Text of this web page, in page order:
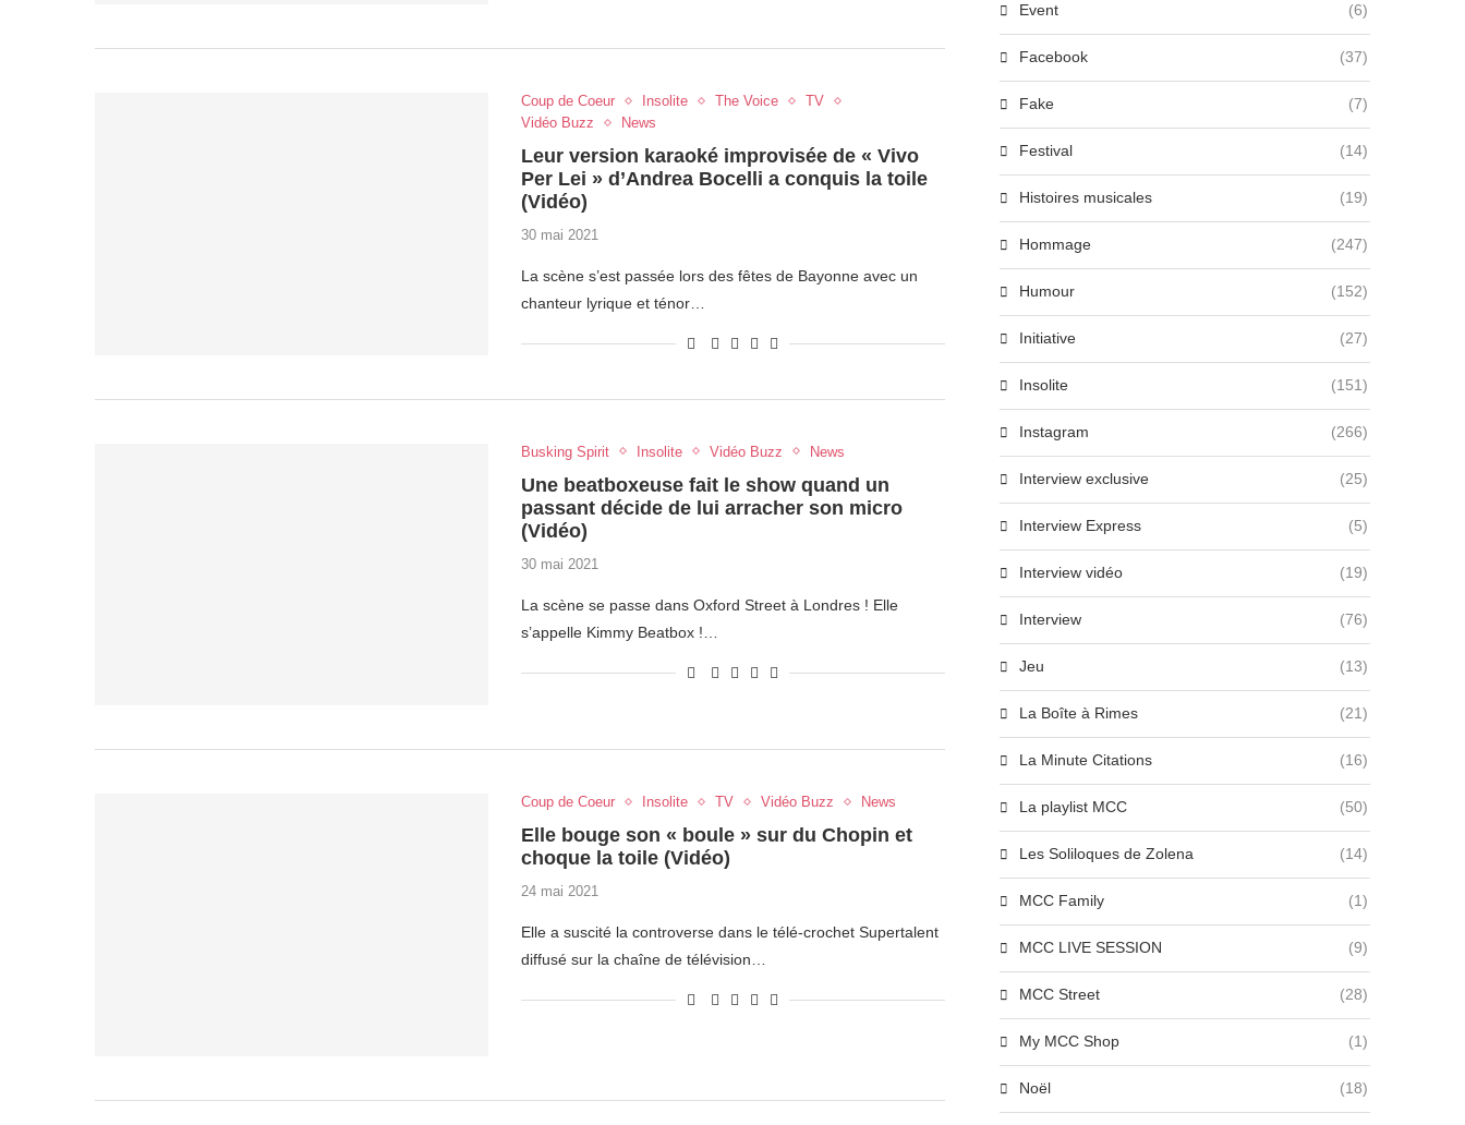
Coup de Coeur Insolite The Voice
TV
Vidéo Buzz
News
Leur version karaoké improvisée de « Vivo
Per Lei » d’Andrea Bocelli a conquis la toile
(Vidéo)
30 mai 2021
La scène s’est passée lors des fêtes de Bayonne avec un
chanteur lyrique et ténor…
Busking Spirit Insolite Vidéo Buzz News
Une beatboxeuse fait le show quand un
passant décide de lui arracher son micro
(Vidéo)
30 mai 2021
La scène se passe dans Oxford Street à Londres ! Elle
s’appelle Kimmy Beatbox !…
Coup de Coeur Insolite TV Vidéo Buzz News
Elle bouge son « boule » sur du Chopin et
choque la toile (Vidéo)
24 mai 2021
Elle a suscité la controverse dans le télé-crochet Supertalent
diffusé sur la chaîne de télévision…
Event (6)
Facebook (37)
Fake (7)
Festival (14)
Histoires musicales (19)
Hommage (247)
Humour (152)
Initiative (27)
Insolite (151)
Instagram (266)
Interview exclusive (25)
Interview Express (5)
Interview vidéo (19)
Interview (76)
Jeu (13)
La Boîte à Rimes (21)
La Minute Citations (16)
La playlist MCC (50)
Les Soliloques de Zolena (14)
MCC Family (1)
MCC LIVE SESSION (9)
MCC Street (28)
My MCC Shop (1)
Noël (18)